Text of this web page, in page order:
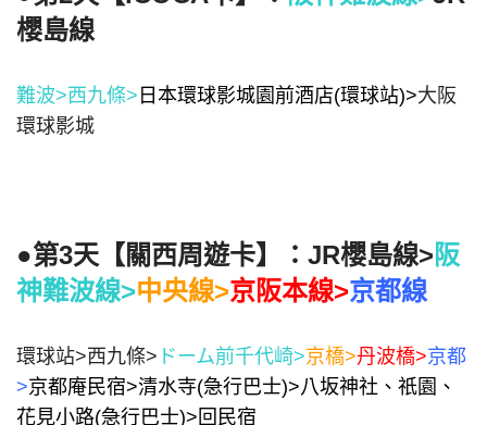
櫻島線
難波>西九條> 日本環球影城園前酒店(環球站)>大阪
環球影城
●第3天【關西周遊卡】：JR櫻島線>阪
神難波線>中央線>京阪本線>京都線
環球站>西九條> ドーム前千代崎>京橋>丹波橋>京都
>京都庵民宿>清水寺(急行巴士)>八坂神社、祇園、
花見小路(急行巴士)>回民宿